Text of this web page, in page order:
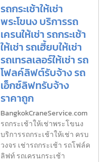
รถกระเช้าให้เช่า
พระโขนง บริการรถ
เครนให้เช่า รถกระเช้า
ให้เช่า รถเฮี้ยบให้เช่า
รถเทรลเลอร์ให้เช่า รถ
โฟลค์ลิฟต์รับจ้าง รถ
เอ็กซ์ลิฟทรับจ้าง
ราคาถูก
BangkokCraneService.com
รถกระเช้าให้เช่าพระโขนง
บริการรถกระเช้าให้เช่า ครบ
วงจร เช่ารถกระเช้า รถโฟล์ค
ลิฟท์ รถเครนกระเช้า